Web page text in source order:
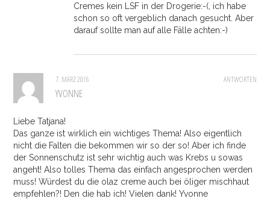
Cremes kein LSF in der Drogerie:-(, ich habe
schon so oft vergeblich danach gesucht. Aber
darauf sollte man auf alle Fälle achten:-)
ANTWORTEN
7. MÄRZ 2016
YVONNE
Liebe Tatjana!
Das ganze ist wirklich ein wichtiges Thema! Also eigentlich
nicht die Falten die bekommen wir so der so! Aber ich finde
der Sonnenschutz ist sehr wichtig auch was Krebs u sowas
angeht! Also tolles Thema das einfach angesprochen werden
muss! Würdest du die olaz creme auch bei öliger mischhaut
empfehlen?! Den die hab ich! Vielen dank! Yvonne